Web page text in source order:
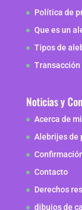
Política de
Que es un
Tipos de
Noticias y
Acerca de mi
Alebrijes de
Contacto
Derechos
dibujos de